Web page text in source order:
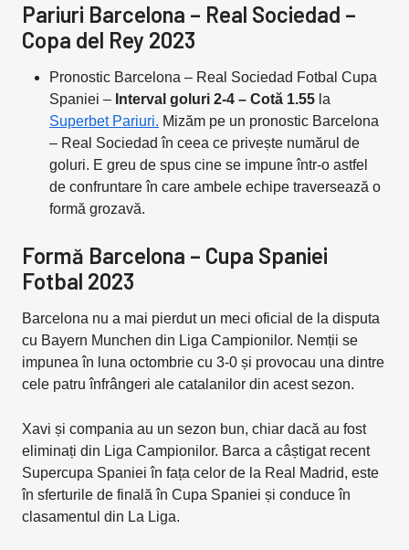
Pariuri Barcelona – Real Sociedad –
Copa del Rey 2023
Pronostic Barcelona – Real Sociedad Fotbal Cupa
Spaniei – Interval goluri 2-4 – Cotă 1.55 la
Superbet Pariuri. Mizăm pe un pronostic Barcelona
– Real Sociedad în ceea ce privește numărul de
goluri. E greu de spus cine se impune într-o astfel
de confruntare în care ambele echipe traversează o
formă grozavă.
Formă Barcelona – Cupa Spaniei
Fotbal 2023
Barcelona nu a mai pierdut un meci oficial de la disputa
cu Bayern Munchen din Liga Campionilor. Nemții se
impunea în luna octombrie cu 3-0 și provocau una dintre
cele patru înfrângeri ale catalanilor din acest sezon.
Xavi și compania au un sezon bun, chiar dacă au fost
eliminați din Liga Campionilor. Barca a câștigat recent
Supercupa Spaniei în fața celor de la Real Madrid, este
în sferturile de finală în Cupa Spaniei și conduce în
clasamentul din La Liga.